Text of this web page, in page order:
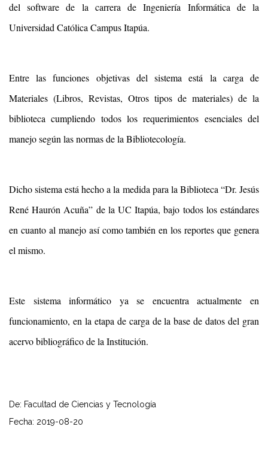
del software de la carrera de Ingeniería Informática de la
Universidad Católica Campus Itapúa.
Entre las funciones objetivas del sistema está la carga de
Materiales (Libros, Revistas, Otros tipos de materiales) de la
biblioteca cumpliendo todos los requerimientos esenciales del
manejo según las normas de la Bibliotecología.
Dicho sistema está hecho a la medida para la Biblioteca “Dr. Jesús
René Haurón Acuña” de la UC Itapúa, bajo todos los estándares
en cuanto al manejo así como también en los reportes que genera
el mismo.
Este sistema informático ya se encuentra actualmente en
funcionamiento, en la etapa de carga de la base de datos del gran
acervo bibliográfico de la Institución.
De: Facultad de Ciencias y Tecnología
Fecha: 2019-08-20